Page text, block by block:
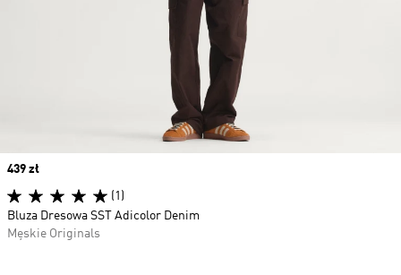
Price
439 zł
(1)
Bluza Dresowa SST Adicolor Denim
Męskie Originals